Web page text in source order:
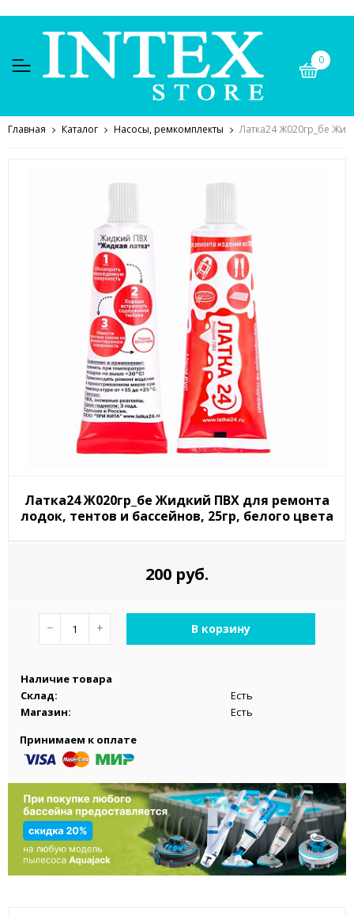
0
Главная Каталог Насосы, ремкомплекты Латка24 Ж020гр_бе
Латка24 Ж020гр_бе Жидкий ПВХ для ремонта
лодок, тентов и бассейнов, 25гр, белого цвета
200 руб.
− + В корзину
Наличие товара
Склад:
Есть
Магазин:
Есть
Принимаем к оплате